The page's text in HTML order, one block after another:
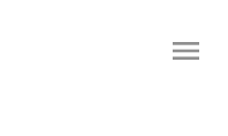
menu